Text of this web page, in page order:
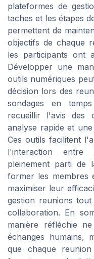
plateformes de
taches et les étapes
permettent de
objectifs de chaque
les participants ont
Développer une
outils numériques
décision lors des
sondages en
recueillir l'avis des
analyse rapide et
Ces outils facilitent
l'interaction
pleinement parti de
former les membres
maximiser leur
gestion reunions
collaboration. En
manière réfléchie
échanges humains,
que chaque